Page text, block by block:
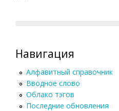
Навигация
Алфавитный справочник
Вводное слово
Облако тэгов
Последние обновления